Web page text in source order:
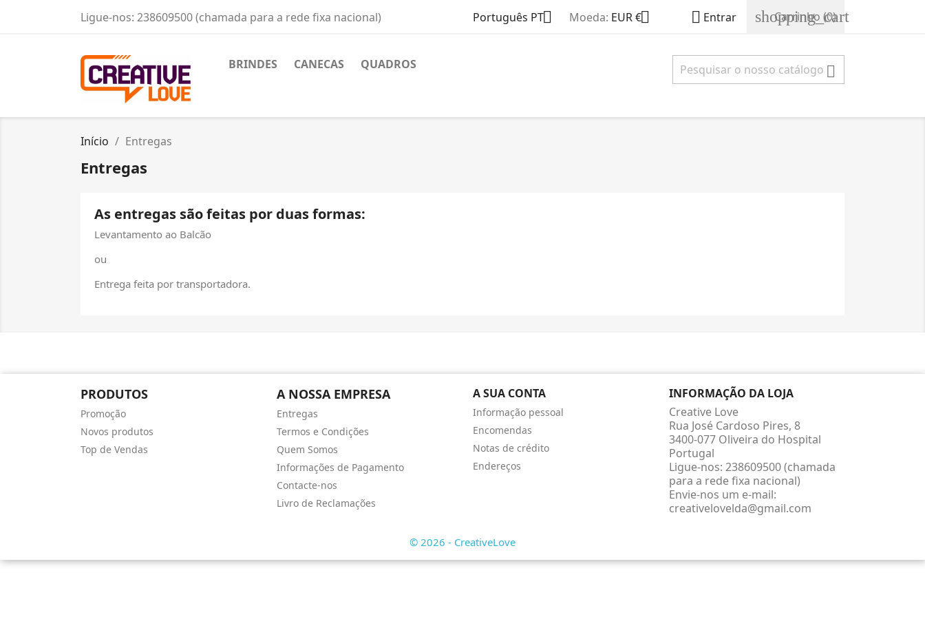
Ligue-nos: 238609500 (chamada para a rede fixa nacional) Português PT Moeda: EUR €  Entrar shopping_cart
Carrinho (0)
BRINDES CANECAS QUADROS 
Início Entregas
Entregas
As entregas são feitas por duas formas:
Levantamento ao Balcão
ou
Entrega feita por transportadora.
PRODUTOS
Promoção
Novos produtos
Top de Vendas
A NOSSA EMPRESA
Entregas
Termos e Condições
Quem Somos
Informações de Pagamento
Contacte-nos
Livro de Reclamações
A SUA CONTA
Informação pessoal
Encomendas
Notas de crédito
Endereços
INFORMAÇÃO DA LOJA
Creative Love
Rua José Cardoso Pires, 8
3400-077 Oliveira do Hospital
Portugal
Ligue-nos: 238609500 (chamada
para a rede fixa nacional)
Envie-nos um e-mail:
creativelovelda@gmail.com
© 2026 - CreativeLove